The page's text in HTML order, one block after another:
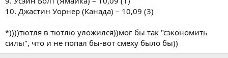
10. Джастин Уорнер (Канада) – 10,09 (3)
*))))тютля в тютлю уложился))мог бы так "сэкономить
силы", что и не попал бы-вот смеху было бы))